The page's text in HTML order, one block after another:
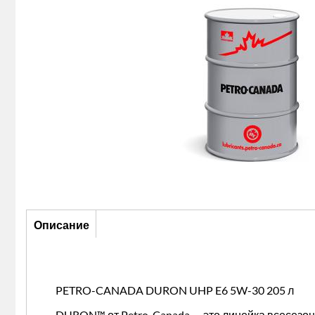
Описание
Описание
PETRO-CANADA DURON UHP E6 5W-30 205 л